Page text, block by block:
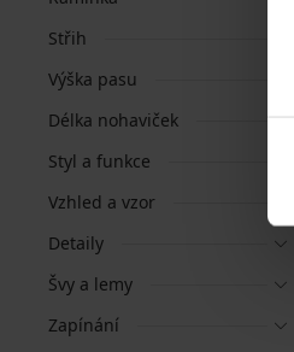
Střih
Výška pasu
Délka nohaviček
Styl a funkce
Vzhled a vzor
Detaily
Švy a lemy
Zapínání